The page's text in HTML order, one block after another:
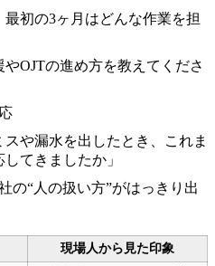
最初の3ヶ月はどんな作業を担
やOJTの進め方を教えてくださ
スや漏水を出したとき、これま
てきましたか」
の“人の扱い方”がはっきり出
現場人から見た印象